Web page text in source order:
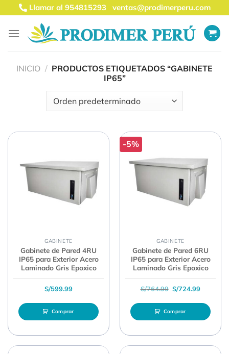
Saltar
al
contenido
Llamar al 954815293ventas@prodimerperu.com
INICIO / PRODUCTOS ETIQUETADOS “GABINETE
IP65”
GABINETE
Gabinete de Pared 4RU
IP65 para Exterior Acero
Laminado Gris Epoxico
S/599.99
Comprar
-5%
GABINETE
Gabinete de Pared 6RU
IP65 para Exterior Acero
Laminado Gris Epoxico
S/764.99 El precio original
S/724.99El
Comprar